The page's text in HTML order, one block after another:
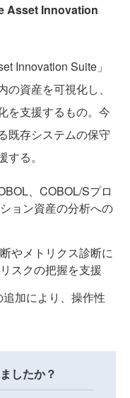
Asset Innovation
Innovation Suite」
資産を可視化し、
を支援するもの。今
既存システムの保守
る。
、COBOL/Sプロ
ョン資産の分析への
やメトリクス診断に
スクの把握を支援
加により、操作性
したか？